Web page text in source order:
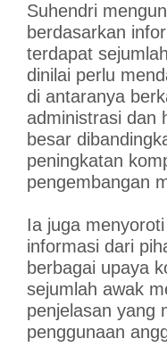
Suhendri
berdasarkan
terdapat
dinilai perlu
di antaranya
administrasi dan
besar
peningkatan
pengembangan
Ia juga
informasi dari
berbagai upaya
sejumlah awak
penjelasan yang
penggunaan